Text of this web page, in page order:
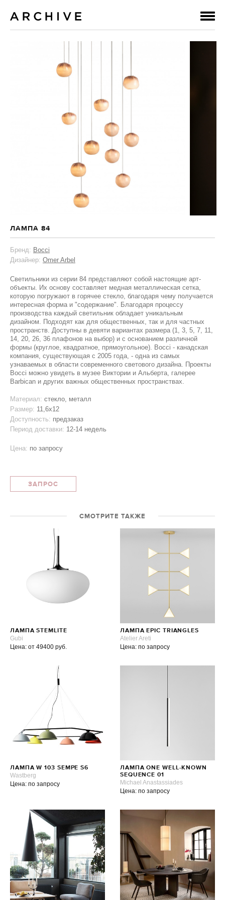
ЛАМПА 84
Бренд: Bocci
Дизайнер: Omer Arbel
Светильники из серии 84 представляют собой настоящие арт-
объекты. Их основу составляет медная металлическая сетка,
которую погружают в горячее стекло, благодаря чему получается
интересная форма и "содержание". Благодаря процессу
производства каждый светильник обладает уникальным
дизайном. Подходят как для общественных, так и для частных
пространств. Доступны в девяти вариантах размера (1, 3, 5, 7, 11,
14, 20, 26, 36 плафонов на выбор) и с основанием различной
формы (круглое, квадратное, прямоугольное). Bocci - канадская
компания, существующая с 2005 года, - одна из самых
узнаваемых в области современного светового дизайна. Проекты
Bocci можно увидеть в музее Виктории и Альберта, галерее
Barbican и других важных общественных пространствах.
Материал: стекло, металл
Размер: 11,6х12
Доступность: предзаказ
Период доставки: 12-14 недель
Цена: по запросу
ЗАПРОС
СМОТРИТЕ ТАКЖЕ
ЛАМПА STEMLITE
Gubi
Цена: от 49400 руб.
ЛАМПА EPIC TRIANGLES
Atelier Areti
Цена: по запросу
ЛАМПА W 103 SEMPE S6
Wastberg
Цена: по запросу
ЛАМПА ONE WELL-KNOWN
SEQUENCE 01
Michael Anastassiades
Цена: по запросу